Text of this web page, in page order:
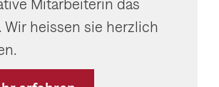
Mitarbeiterin das
Wir heissen sie herzlich